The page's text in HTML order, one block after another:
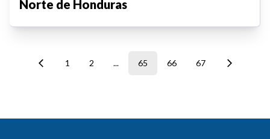
Norte de Honduras
1 2 ... 65 66 67